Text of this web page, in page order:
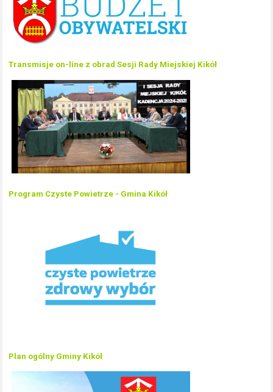
Transmisje on-line z obrad Sesji Rady Miejskiej Kikół
Program Czyste Powietrze - Gmina Kikół
Plan ogólny Gminy Kikół